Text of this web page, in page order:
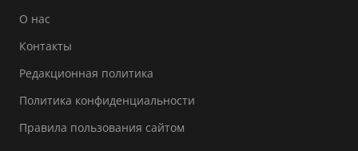
О нас
Контакты
Редакционная политика
Политика конфиденциальности
Правила пользования сайтом